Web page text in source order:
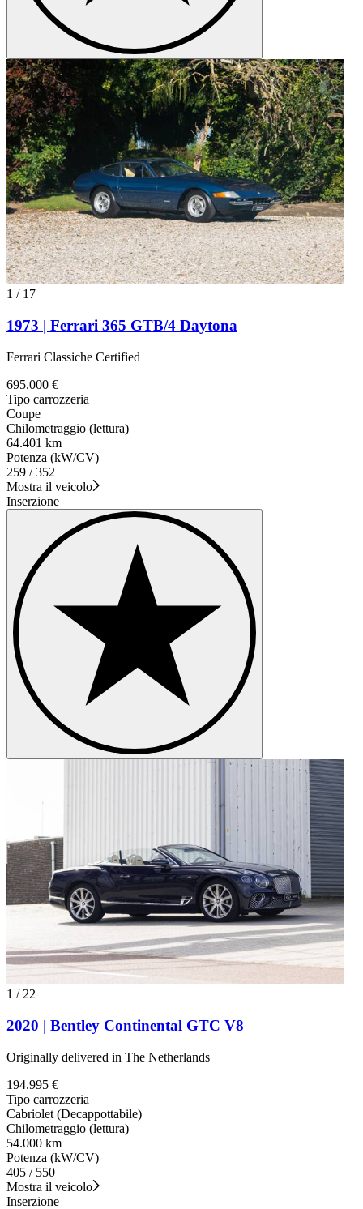
1 / 17
1973 | Ferrari 365 GTB/4 Daytona
Ferrari Classiche Certified
695.000 €
Tipo carrozzeria
Coupe
Chilometraggio (lettura)
64.401 km
Potenza (kW/CV)
259 / 352
Mostra il veicolo
Inserzione
1 / 22
2020 | Bentley Continental GTC V8
Originally delivered in The Netherlands
194.995 €
Tipo carrozzeria
Cabriolet (Decappottabile)
Chilometraggio (lettura)
54.000 km
Potenza (kW/CV)
405 / 550
Mostra il veicolo
Inserzione